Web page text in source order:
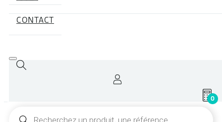
CONTACT
0